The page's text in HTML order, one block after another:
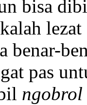
bisa
lezat
benar-
pas
ngobrol